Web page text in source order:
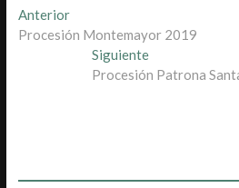
Navegación
de
entradas
AnteriorEntrada
anterior:
Procesión Montemayor 2019
SiguienteEntrada
siguiente:
Procesión Patrona